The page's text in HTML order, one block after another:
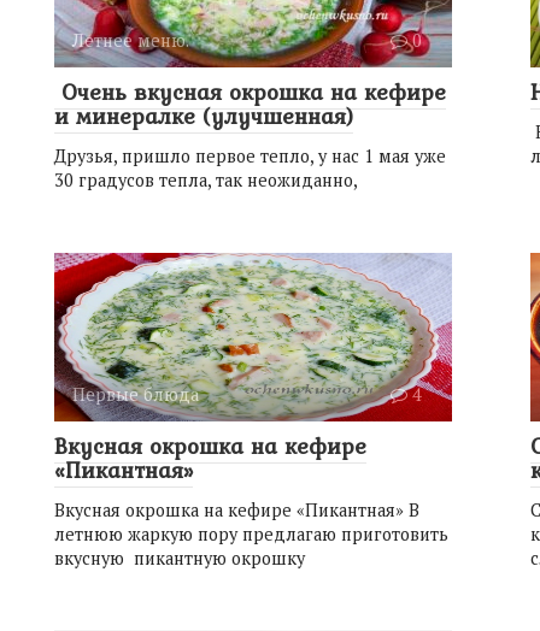
Летнее меню. 0
Очень вкусная окрошка на кефире
и минералке (улучшенная)
Друзья, пришло первое тепло, у нас 1 мая уже
30 градусов тепла, так неожиданно,
Первые блюда 4
Вкусная окрошка на кефире
«Пикантная»
Вкусная окрошка на кефире «Пикантная» В
летнюю жаркую пору предлагаю приготовить
вкусную пикантную окрошку